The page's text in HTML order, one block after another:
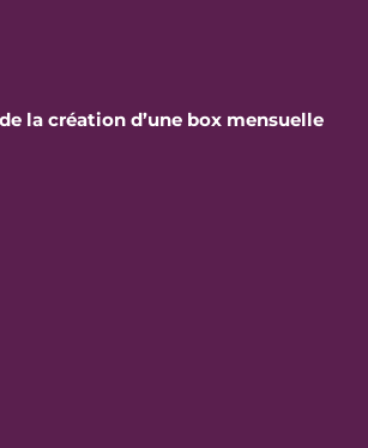
la création d’une box mensuelle